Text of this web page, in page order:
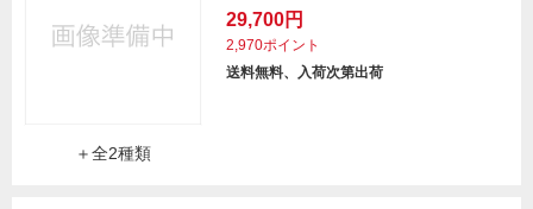
＋全2種類
29,700円
2,970ポイント
送料無料、入荷次第出荷